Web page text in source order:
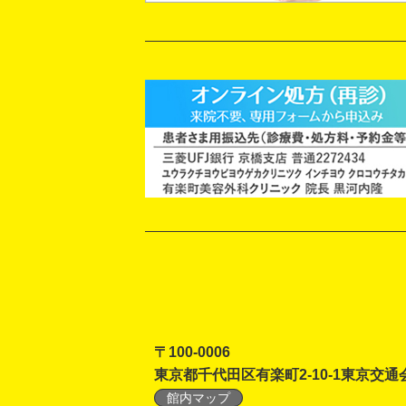
〒100-0006
東京都千代田区有楽町2-10-1東京交通
館内マップ